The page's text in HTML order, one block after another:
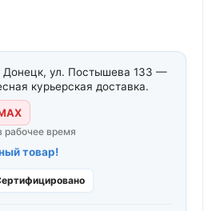
Донецк, ул. Постышева 133 —
курьерская доставка.
время
товар!